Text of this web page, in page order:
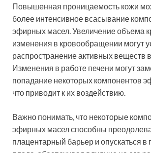
Повышенная проницаемость кожи
более интенсивное всасывание
эфирных масел. Увеличение объема
изменения в кровообращении могут
распространение активных веществ
Изменения в работе печени могут
попадание некоторых компонентов
что приводит к их воздействию.
Важно понимать, что некоторые
эфирных масел способны
плацентарный барьер и опускаться